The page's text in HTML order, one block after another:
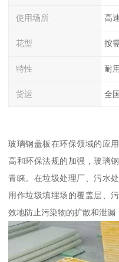
使用场所 高
花型 按
特性 耐
货运 全
玻璃钢盖板在环保领域的应
高和环保法规的加强，玻璃
青睐。在垃圾处理厂、污水
用作垃圾填埋场的覆盖层、
效地防止污染物的扩散和泄漏